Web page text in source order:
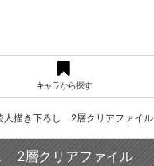
キャラから探す
描き下ろし 2層クリアファイル
2層クリアファイル